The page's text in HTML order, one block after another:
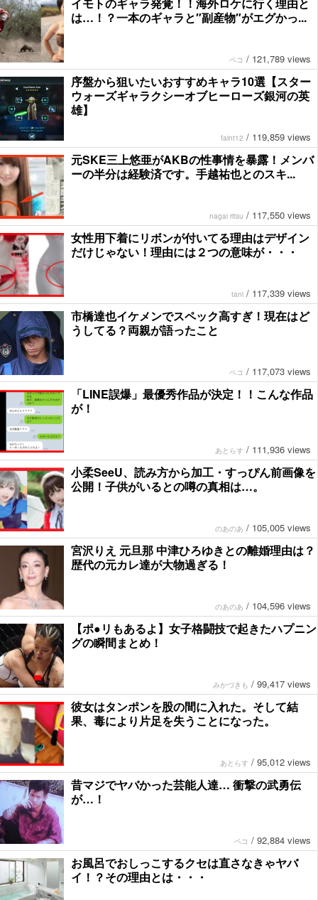
は…！？一本のギャラと″副産物″がエグかっ...
ペコ / 121,789 views
序盤から狙いたいおすすめキャラ10選【スター
ウォーズギャラクシーオブヒーローズ銀河の英
雄】
faint12 / 119,859 views
元SKE三上悠亜がAKBの性事情を暴露！メンバ
ーの半分は経験済です。手越祐也とのスキ...
nagai ritsu / 117,550 views
女性用下着にリボンが付いてる理由はデザイン
だけじゃない！理由には２つの意味が・・・
tani / 117,339 views
市橋達也イケメンでスペック高すぎ！現在はど
うしてる？両親が語ったこと
ペコ / 117,073 views
「LINE誤爆」最優秀作品が決定！！こんな作品
が！
あとらす / 111,936 views
小柔SeeU、読み方から加工・すっぴん前画像を
公開！子供がいるとの噂の真相は…。
のあのあ / 105,005 views
宮沢りえ 元旦那 中津ひろゆきとの離婚理由は？
歴代の元カレ達が大物過ぎる！
のあのあ / 104,596 views
【ポ●リもあるよ】女子格闘技で起きたハプニン
グの瞬間まとめ！
みかづきも / 99,417 views
彼女はタンポンを股の間に入れた。そして結
果、毒により片足を失うことになった。
あとらす / 95,012 views
昔マジでヤバかった芸能人達… 衝撃の武勇伝
が…！
ペコ / 92,884 views
お風呂でおしっこするクセは直さなきゃヤバ
イ！？その理由とは・・・